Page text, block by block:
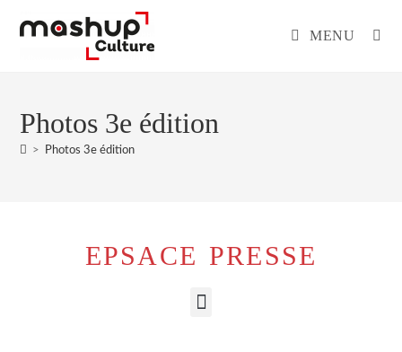
MENU
Photos 3e édition
> Photos 3e édition
EPSACE PRESSE